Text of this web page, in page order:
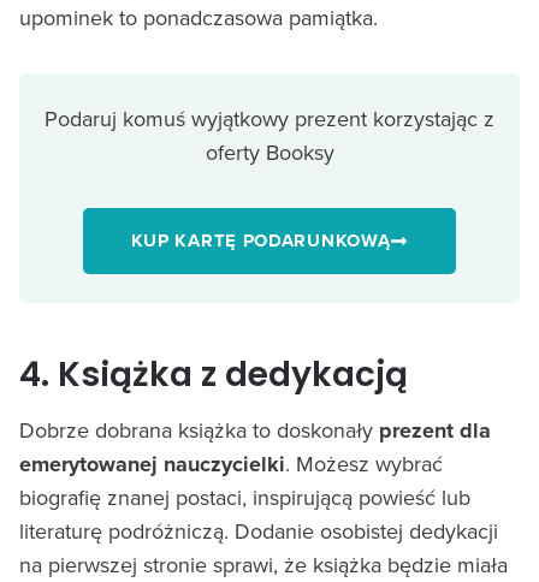
upominek to ponadczasowa pamiątka.
Podaruj komuś wyjątkowy prezent korzystając z
oferty Booksy
KUP KARTĘ PODARUNKOWĄ
4. Książka z dedykacją
Dobrze dobrana książka to doskonały prezent dla
emerytowanej nauczycielki. Możesz wybrać
biografię znanej postaci, inspirującą powieść lub
literaturę podróżniczą. Dodanie osobistej dedykacji
na pierwszej stronie sprawi, że książka będzie miała